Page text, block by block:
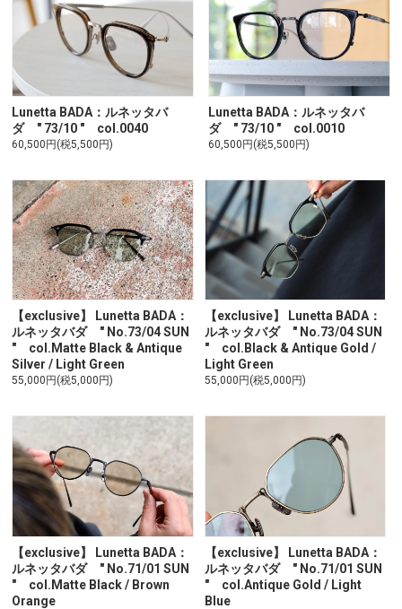
Lunetta BADA：ルネッタバ
ダ " 73/10 " col.0040
60,500円(税5,500円)
Lunetta BADA：ルネッタバ
ダ " 73/10 " col.0010
60,500円(税5,500円)
【exclusive】 Lunetta BADA：
ルネッタバダ " No.73/04 SUN
" col.Matte Black & Antique
Silver / Light Green
55,000円(税5,000円)
【exclusive】 Lunetta BADA：
ルネッタバダ " No.73/04 SUN
" col.Black & Antique Gold /
Light Green
55,000円(税5,000円)
【exclusive】 Lunetta BADA：
ルネッタバダ " No.71/01 SUN
" col.Matte Black / Brown
Orange
【exclusive】 Lunetta BADA：
ルネッタバダ " No.71/01 SUN
" col.Antique Gold / Light
Blue